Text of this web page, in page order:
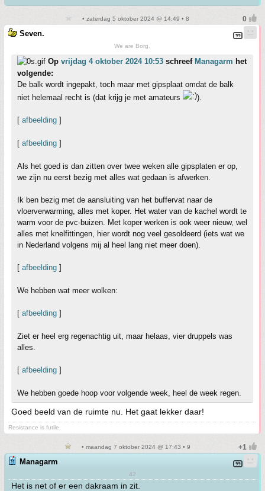
• zaterdag 5 oktober 2024 @ 14:49 • 8
Seven.
We are Borg.
Op vrijdag 4 oktober 2024 10:53 schreef Managarm het
volgende:
De balk wordt ingepakt, toch maar met gipsplaat omdat de balk
niet helemaal recht is (dat krijg je met amateurs
).
[ afbeelding ]
[ afbeelding ]
Als het goed is dan zitten over twee weken alle gipsplaten er op,
we zijn nu eerst bezig met alles wat gedaan is afwerken.
Ik ben bezig met de aansluiting van het buffervat naar de
vloerverwarming, alles met koper. Het water van de kachel wordt te
warm voor de pvc-buizen. Met koper werken is ook weer nieuw, wel
alles met knelfittingen, hier wordt nog veel gesoldeerd (iets wat we
in Nederland volgens mij al heel lang niet meer doen).
[ afbeelding ]
We hebben wat meer wolken:
[ afbeelding ]
Ziet er heel erg regenachtig uit, maar helaas, vier druppels was
alles.
[ afbeelding ]
We hebben goede hoop voor volgende week, heel de week regen.
Goed beeld van de ruimte nu. Het gaat lekker daar!
Resistance is futile.
• maandag 7 oktober 2024 @ 17:43 • 9
Managarm
42
Het is net of er een dakraam in zit.